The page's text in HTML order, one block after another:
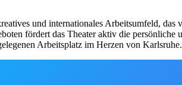
und internationales Arbeitsumfeld,
fördert das Theater aktiv die
Arbeitsplatz im Herzen von Karlsruhe.